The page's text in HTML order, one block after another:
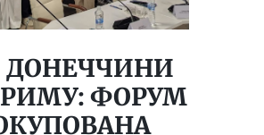
ДОНЕЧЧИНИ
ФОРУМ